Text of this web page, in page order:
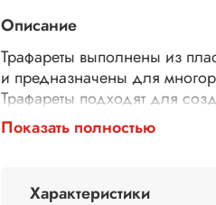
Описание
Трафареты выполнены из
и предназначены для
Трафареты подходят для
текстурных паст, 3D геля,
шпатлевки. Трафареты
панно), использования в
Показать полностью
Характеристики